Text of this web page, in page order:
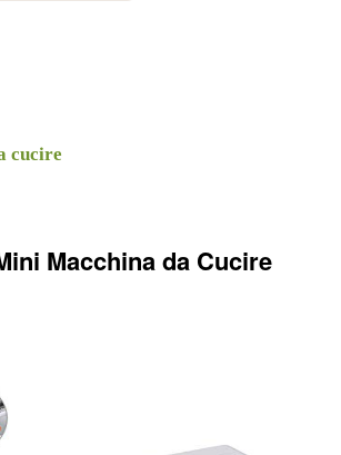
cucire
Macchina da Cucire